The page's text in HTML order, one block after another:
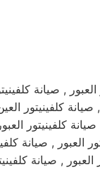
, صيانة
صيانة كلفينيتور
صيانة كلفينيتور
العبور , صيانة
العبور , صيانة